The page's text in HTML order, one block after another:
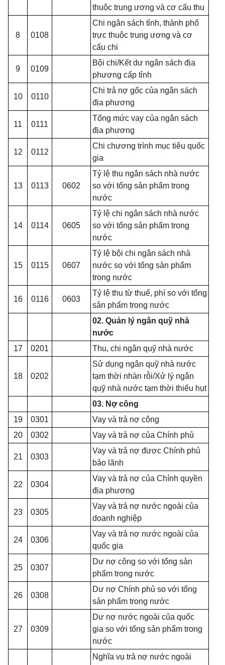
thuộc trung ương và cơ cấu thu
8 0108
Chi ngân sách tỉnh, thành phố
trực thuộc trung ương và cơ
cấu chi
9 0109
Bội chi/Kết dư ngân sách địa
phương cấp tỉnh
10 0110
Chi trả nợ gốc của ngân sách
địa phương
11 0111
Tổng mức vay của ngân sách
địa phương
12 0112
Chi chương trình mục tiêu quốc
gia
13 0113 0602
Tỷ lệ thu ngân sách nhà nước
so với tổng sản phẩm trong
nước
14 0114 0605
Tỷ lệ chi ngân sách nhà nước
so với tổng sản phẩm trong
nước
15 0115 0607
Tỷ lệ bội chi ngân sách nhà
nước so với tổng sản phẩm
trong nước
16 0116 0603
Tỷ lệ thu từ thuế, phí so với tổng
sản phẩm trong nước
02. Quản lý ngân quỹ nhà
nước
17
0201 Thu, chi ngân quỹ nhà nước
18 0202
Sử dụng ngân quỹ nhà nước
tạm thời nhàn rỗi/Xử lý ngân
quỹ nhà nước tạm thời thiếu hụt
03. Nợ công
19
0301
Vay và trả nợ công
20
0302 Vay và trả nợ của Chính phủ
21 0303
Vay và trả nợ được Chính phủ
bảo lãnh
22 0304
Vay và trả nợ của Chính quyền
địa phương
23 0305
Vay và trả nợ nước ngoài của
doanh nghiệp
24 0306
Vay và trả nợ nước ngoài của
quốc gia
25 0307
Dư nợ công so với tổng sản
phẩm trong nước
26 0308
Dư nợ Chính phủ so với tổng
sản phẩm trong nước
27 0309
Dư nợ nước ngoài của quốc
gia so với tổng sản phẩm trong
nước
Nghĩa vụ trả nợ nước ngoài